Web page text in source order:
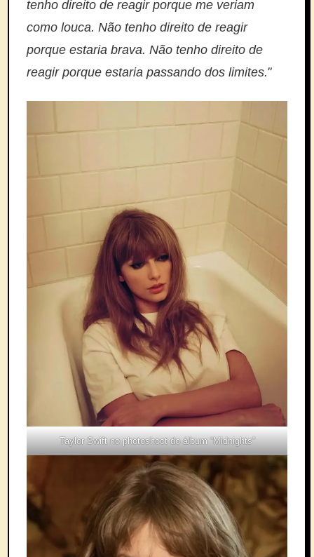
tenho direito de reagir porque me veriam
como louca. Não tenho direito de reagir
porque estaria brava. Não tenho direito de
reagir porque estaria passando dos limites.”
Taylor Swift no photoshoot do álbum “Midnights”